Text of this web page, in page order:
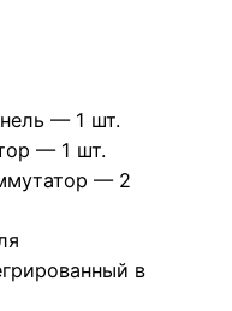
— 1 шт.
— 1 шт.
— 2
в